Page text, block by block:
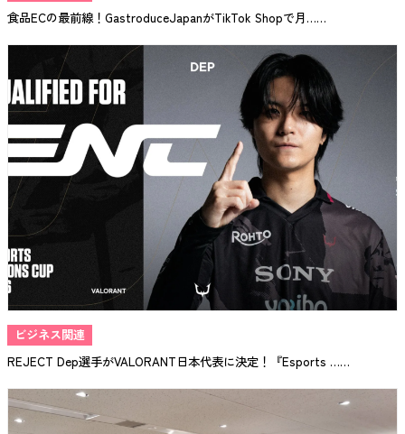
食品ECの最前線！GastroduceJapanがTikTok Shopで月……
ビジネス関連
REJECT Dep選手がVALORANT日本代表に決定！『Esports ……